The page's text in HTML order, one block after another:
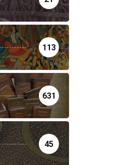
113
631
45